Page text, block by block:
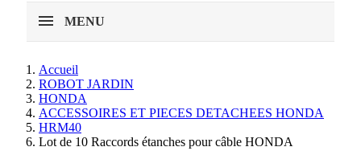
MENU
Accueil
ROBOT JARDIN
HONDA
ACCESSOIRES ET PIECES DETACHEES HONDA
HRM40
Lot de 10 Raccords étanches pour câble HONDA